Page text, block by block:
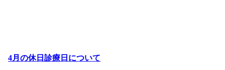
4月の休日診療日について